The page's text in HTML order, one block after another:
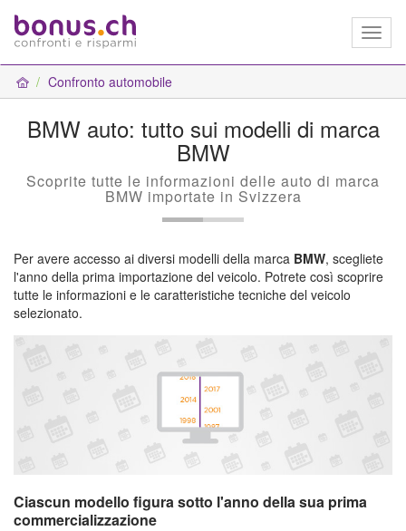
Confronto automobile
BMW auto: tutto sui modelli di marca
BMW
Scoprite tutte le informazioni delle auto di marca
BMW importate in Svizzera
Per avere accesso ai diversi modelli della marca BMW, scegliete
l'anno della prima importazione del veicolo. Potrete così scoprire
tutte le informazioni e le caratteristiche tecniche del veicolo
selezionato.
Ciascun modello figura sotto l'anno della sua prima
commercializzazione